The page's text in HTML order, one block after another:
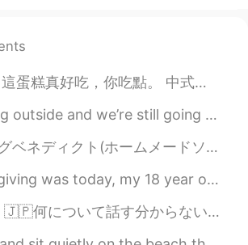
google gives you tons of
to ask someone who knows
Google and you don't have to
中式：This cake is so delicious, please eat a little. 地道：The cake is so delicious....
still going to school 😑 my school is an outside campus so this is...
)を作りました！ 自分はポーチエッグ好きじゃないから、最後に作った時は4年前まだ料理学校に通ってた時でした😂でもオランデーズソースは上手く...
18 year old daughter made the Turkey this year. Best I have had so ...
けど、久しぶりですので、投稿したくない。クラスとか仕事とか忙しすぎて、勉強するの時間がない。まだ少し勉強するけど、十分ではない。 日...